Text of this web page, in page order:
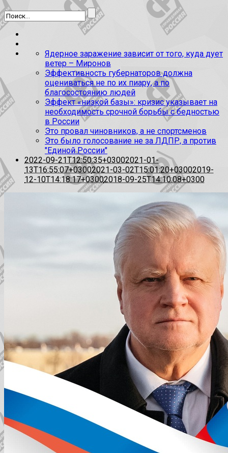
Ядерное заражение зависит от того, куда дует
ветер – Миронов
Эффективность губернаторов должна
оцениваться не по их пиару, а по
благосостоянию людей
Эффект «низкой базы»: кризис указывает на
необходимость срочной борьбы с бедностью
в России
Это провал чиновников, а не спортсменов
Это было голосование не за ЛДПР, а против
"Единой России"
2022-09-21T12:50:35+03002021-01-
13T16:55:07+03002021-03-02T15:01:20+03002019-
12-10T14:18:17+03002018-09-25T14:10:08+0300